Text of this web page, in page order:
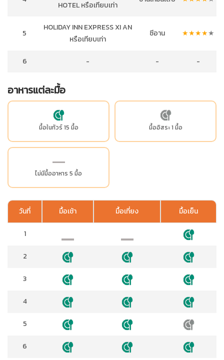
HOTEL หรือเทียบเท่า
5
HOLIDAY INN EXPRESS XI AN
หรือเทียบเท่า
ซีอาน ★★★★★
6 - - -
อาหารแต่ละมื้อ
มื้อในทัวร์ 15 มื้อ มื้ออิสระ 1 มื้อ
ไม่มีมื้ออาหาร 5 มื้อ
วันที่ มื้อเช้า มื้อเที่ยง มื้อเย็น
1
2
3
4
5
6